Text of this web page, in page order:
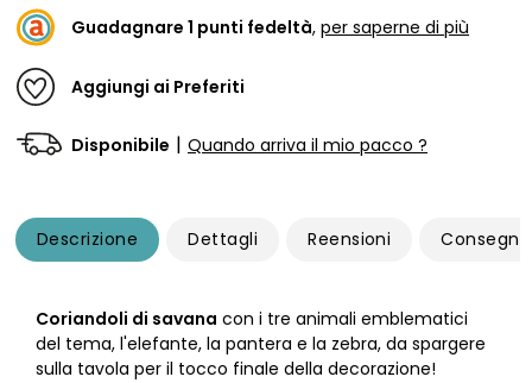
Guadagnare 1 punti fedeltà, per saperne di più
Aggiungi ai Preferiti
Disponibile | Quando arriva il mio pacco ?
Descrizione Dettagli Reensioni Consegna
Coriandoli di savana con i tre animali emblematici
del tema, l'elefante, la pantera e la zebra, da spargere
sulla tavola per il tocco finale della decorazione!